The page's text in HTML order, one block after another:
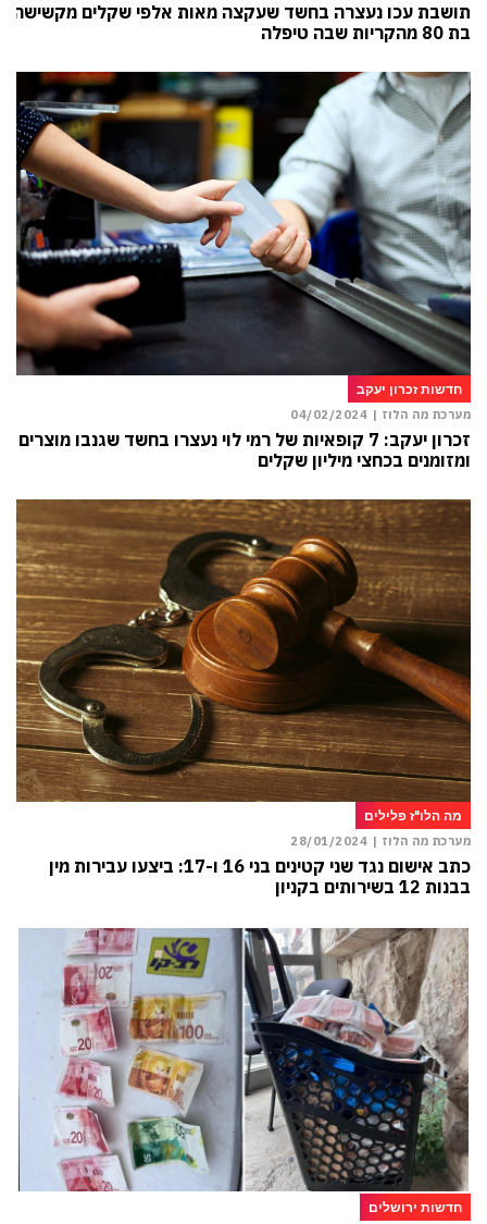
תושבת עכו נעצרה בחשד שעקצה מאות אלפי שקלים מקשישה
בת 80 מהקריות שבה טיפלה
חדשות זכרון יעקב
מערכת מה הלוז | 04/02/2024
זכרון יעקב: 7 קופאיות של רמי לוי נעצרו בחשד שגנבו מוצרים
ומזומנים בכחצי מיליון שקלים
מה הלו"ז פלילים
מערכת מה הלוז | 28/01/2024
כתב אישום נגד שני קטינים בני 16 ו-17: ביצעו עבירות מין
בבנות 12 בשירותים בקניון
חדשות ירושלים